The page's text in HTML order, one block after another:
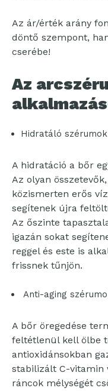
Az ár/érték arány
döntő szempont,
cserébe!
Az
Hidratáló szérumok
A hidratáció a bőr
Az olyan
közismerten erős
segítenek újra
Az őszinte
igazán sokat
reggel és este is
frissnek tűnjön.
Anti-aging
A bőr öregedése
feltétlenül kell ölbe
antioxidánsokban
stabilizált C-vitamin
ráncok mélységét